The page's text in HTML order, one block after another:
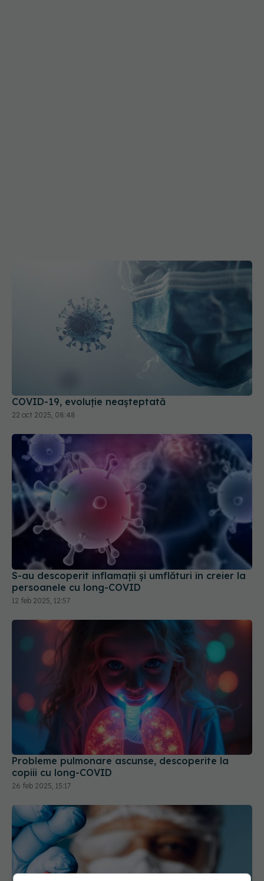
COVID-19, evoluție neașteptată
22 oct 2025, 08:48
S-au descoperit inflamaţii și umflături în creier la
persoanele cu long-COVID
12 feb 2025, 12:57
Probleme pulmonare ascunse, descoperite la
copiii cu long-COVID
26 feb 2025, 15:17